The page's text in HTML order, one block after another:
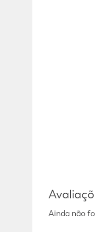
Ainda não